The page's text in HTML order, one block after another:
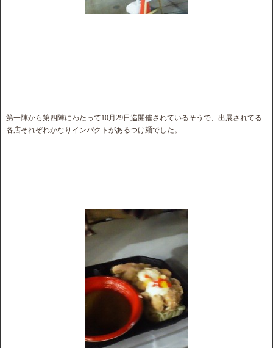
第一陣から第四陣にわたって10月29日迄開催されているそうで、出展されてる
各店それぞれかなりインパクトがあるつけ麺でした。